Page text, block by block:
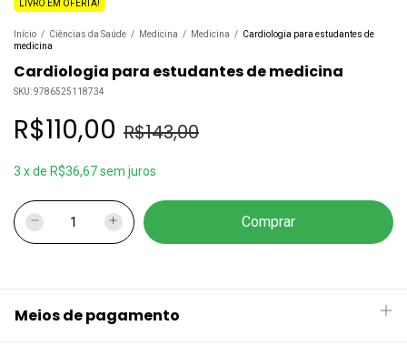
LIVRO EM OFERTA!
Início / Ciências da Saúde / Medicina / Medicina / Cardiologia para estudantes de
medicina
Cardiologia para estudantes de medicina
SKU:9786525118734
R$110,00 R$143,00
3 xde R$36,67sem juros
Meios de pagamento